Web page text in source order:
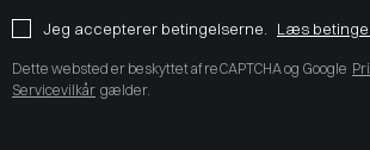
Jeg accepterer betingelserne. Læs
Dette websted er beskyttet af reCAPTCHA og Google
Servicevilkår gælder.